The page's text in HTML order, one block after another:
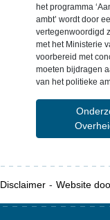
het programma
ambt’ wordt door
vertegenwoordigd
met het Ministerie
voorbereid met
moeten bijdragen
van het politieke
Disclaimer Website